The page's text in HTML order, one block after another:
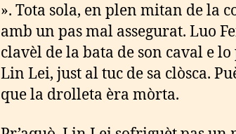
». Tota sola, en plen mitan de la
amb un pas mal assegurat. Luo
clavèl de la bata de son caval e
Lin Lei, just al tuc de sa clòsca.
que la drolleta èra mòrta.